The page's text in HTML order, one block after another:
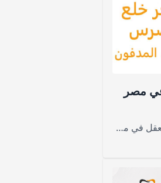
مصر
تعرف على سعر خلع ضرس العقل في مصر 2026، وتكلفة الخلع العادي والجراحي والمدفون، والعوامل التي تحدد السعر ومدة التعافي.